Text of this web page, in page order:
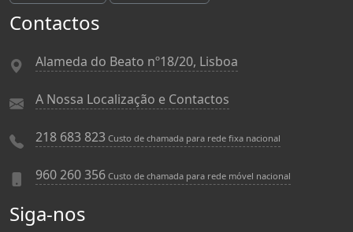
Contactos
Alameda do Beato nº18/20, Lisboa
A Nossa Localização e Contactos
218 683 823 Custo de chamada para rede fixa nacional
960 260 356 Custo de chamada para rede móvel nacional
Siga-nos